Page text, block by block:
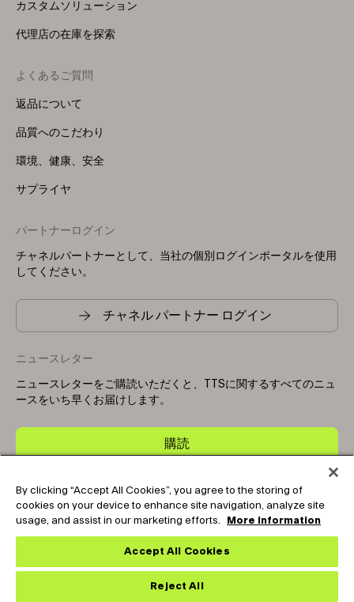
カスタムソリューション
代理店の在庫を探索
よくあるご質問
返品について
品質へのこだわり
環境、健康、安全
サプライヤ
パートナーログイン
チャネルパートナーとして、当社の個別ログインポータルを使用
してください。
チャネル パートナー ログイン
ニュースレター
ニュースレターをご購読いただくと、TTSに関するすべてのニュ
ースをいち早くお届けします。
購読
Copyright © 2025-2026 Tark Thermal Solutions. All rights
reserved.
Socials
By clicking “Accept All Cookies”, you agree to the storing of
cookies on your device to enhance site navigation, analyze site
usage, and assist in our marketing efforts.
More information
Accept All Cookies
Reject All